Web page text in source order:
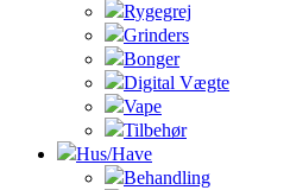
Rygegrej
Grinders
Bonger
Digital Vægte
Vape
Tilbehør
Hus/Have
Behandling